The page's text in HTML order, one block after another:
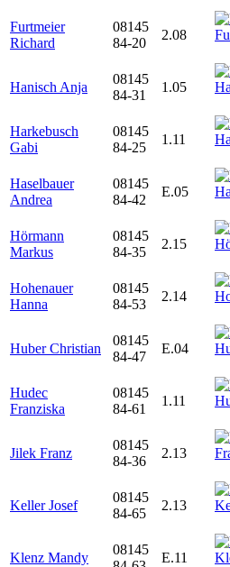
Furtmeier
Richard
08145
84-20
2.08
Hanisch Anja
08145
84-31
1.05
Harkebusch
Gabi
08145
84-25
1.11
Haselbauer
Andrea
08145
84-42
E.05
Hörmann
Markus
08145
84-35
2.15
Hohenauer
Hanna
08145
84-53
2.14
Huber Christian
08145
84-47
E.04
Hudec
Franziska
08145
84-61
1.11
Jilek Franz
08145
84-36
2.13
Keller Josef
08145
84-65
2.13
Klenz Mandy
08145
E.11